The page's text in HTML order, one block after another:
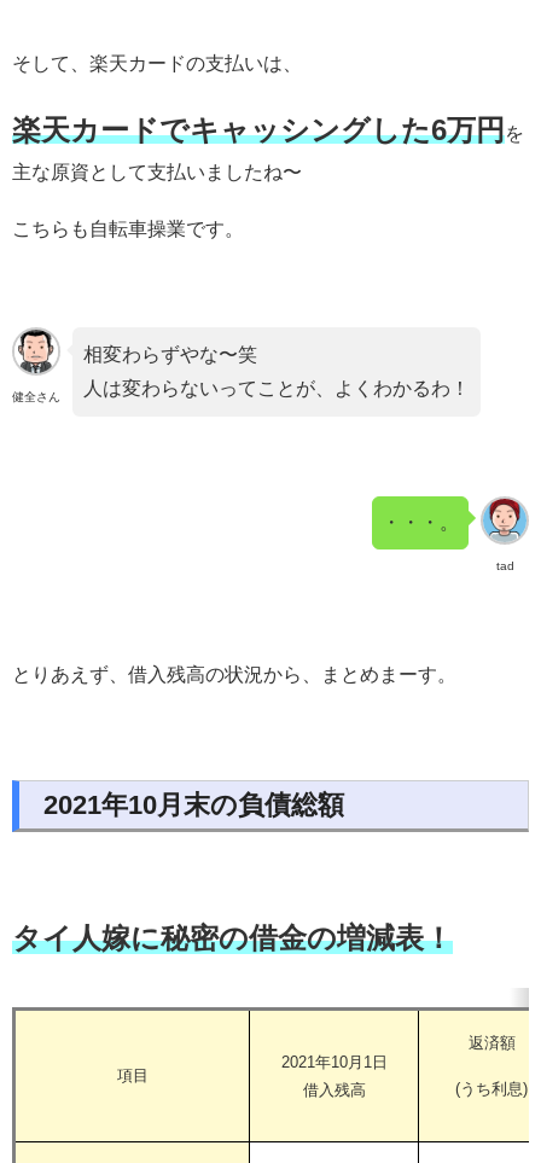
そして、楽天カードの支払いは、
楽天カードでキャッシングした6万円を
主な原資として支払いましたね〜
こちらも自転車操業です。
健全さん
相変わらずやな〜笑
人は変わらないってことが、よくわかるわ！
tad
・・・。
とりあえず、借入残高の状況から、まとめまーす。
2021年10月末の負債総額
タイ人嫁に秘密の借金の増減表！
項目
2021年10月1日
借入残高
返済額
(うち利息)